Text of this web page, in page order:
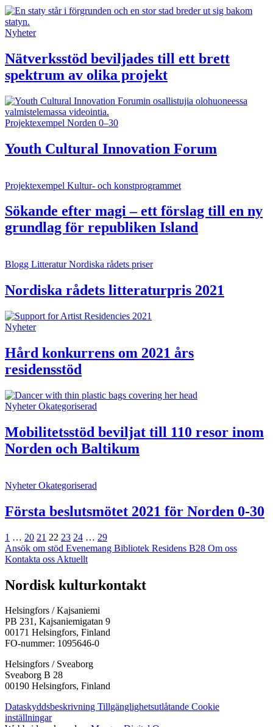
Nyheter
Nätverksstöd beviljades till ett brett
spektrum av olika projekt
Projektexempel Norden 0–30
Youth Cultural Innovation Forum
Projektexempel Kultur- och konstprogrammet
Sökande efter magi – ett förslag till en ny
grundlag för republiken Island
Blogg LitteraturNordiska rådets priser
Nordiska rådets litteraturpris 2021
Nyheter
Hård konkurrens om 2021 års
residensstöd
NyheterOkategoriserad
Mobilitetsstöd beviljat till 110 resor inom
Norden och Baltikum
NyheterOkategoriserad
Första beslutsmötet 2021 för Norden 0-30
Föregående
Sida
1 … Sida
20 Sida
21 Sida
22 Sida
23 Sida
24 … Sida
29Nästa
Ansök om stöd Evenemang Bibliotek Residens B28 Om oss
Kontakta oss Aktuellt
Facebook:
Öppnas
en
ny
flik
Instagram:
Öppnas
en
ny
flik
TikTok:
Öppnas
en
ny
flik
Youtube:
Öppnas
en
ny
flik
Vimeo:
Öppnas
en
ny
flik
Nordisk kulturkontakt
Helsingfors / Kajsaniemi
PB 231, Kajsaniemigatan 9
00171 Helsingfors, Finland
FO-nummer: 1095646-0
Helsingfors / Sveaborg
Sveaborg B 28
00190 Helsingfors, Finland
Dataskyddsbeskrivning Tillgänglighetsutlåtande Cookie
inställningar